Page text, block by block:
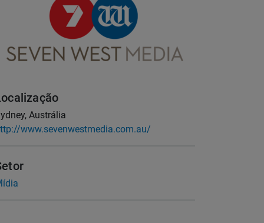
Austrália
www.sevenwestmedia.com.au/